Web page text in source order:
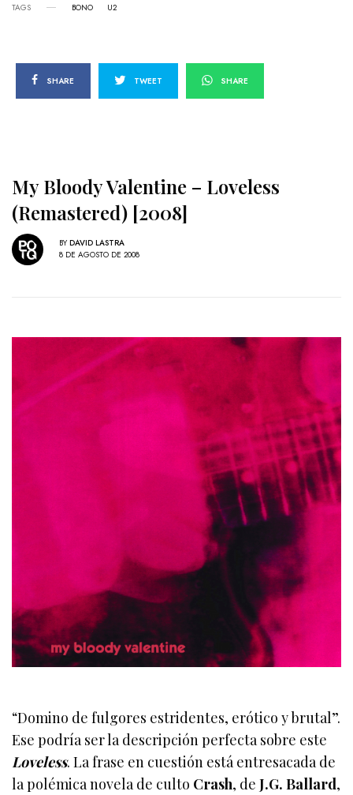
TAGS BONO U2
SHARE TWEET SHARE
My Bloody Valentine – Loveless
(Remastered) [2008]
BY DAVID LASTRA
8 DE AGOSTO DE 2008
“Domino de fulgores estridentes, erótico y brutal”.
Ese podría ser la descripción perfecta sobre este
Loveless. La frase en cuestión está entresacada de
la polémica novela de culto Crash, deJ.G. Ballard,